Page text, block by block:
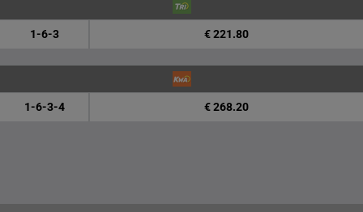
1-6-3 € 221.80
1-6-3-4 € 268.20